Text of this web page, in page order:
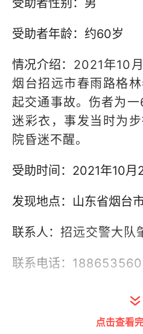
受助者性别：男
受助者年龄：约60岁
情况介绍： 2021年10
烟台招远市春雨路格
起交通事故。伤者为
迷彩衣，事发当时为
院昏迷不醒。
受助时间：2021年10月
发现地点：山东省烟台
联系人： 招远交警大队
联系电话：
点击查看